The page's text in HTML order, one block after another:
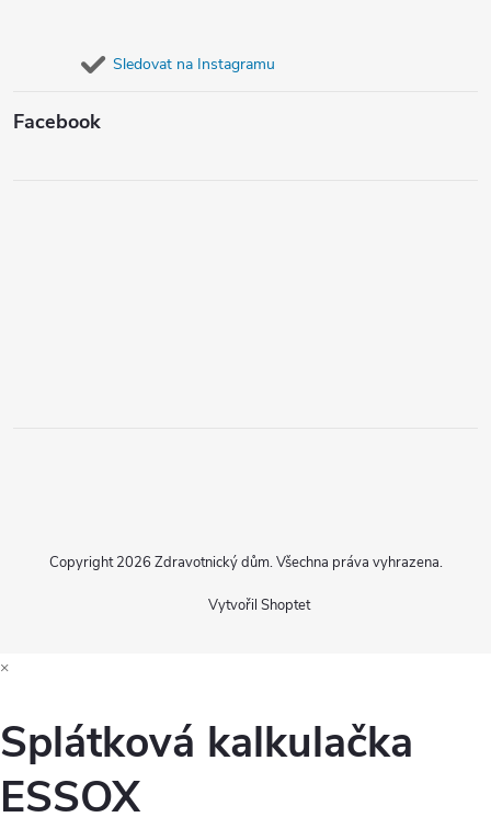
Sledovat na Instagramu
Facebook
Vytvořil Shoptet
Copyright 2026 Zdravotnický dům. Všechna práva vyhrazena.
×
Splátková kalkulačka
ESSOX